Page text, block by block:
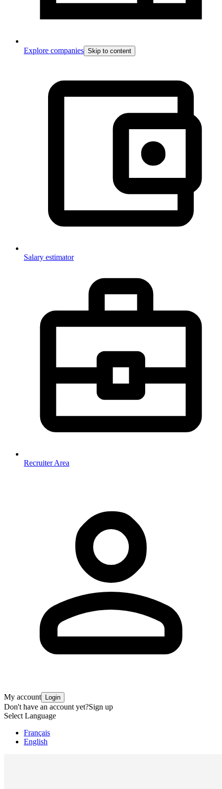
Explore companies Skip to content
Salary estimator
Recruiter Area
My account Login
Don't have an account yet?Sign up
Select Language
Français
English